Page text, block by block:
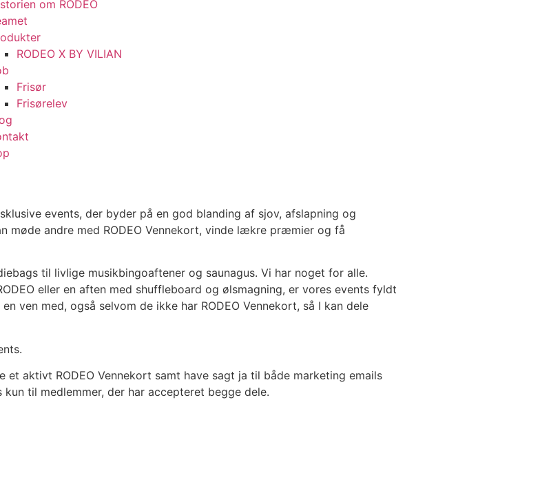
om RODEO
RODEO X BY VILIAN
Frisør
Frisørelev
events, der byder på en god blanding af sjov, afslapning og
møde andre med RODEO Vennekort, vinde lækre præmier og få
til livlige musikbingoaftener og saunagus. Vi har noget for alle.
eller en aften med shuffleboard og ølsmagning, er vores events fyldt
ven med, også selvom de ikke har RODEO Vennekort, så I kan dele
aktivt RODEO Vennekort samt have sagt ja til både marketing emails
kun til medlemmer, der har accepteret begge dele.